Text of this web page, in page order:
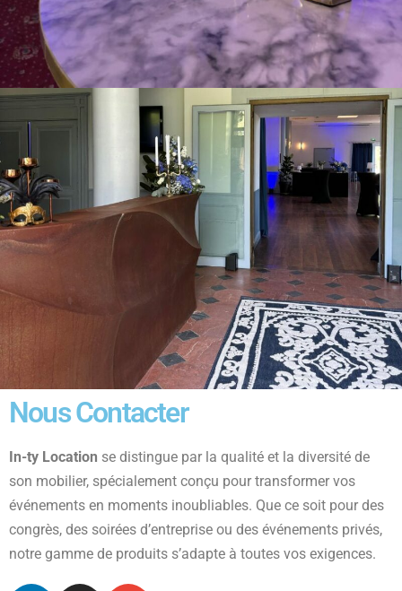
Nous Contacter
In-ty Location se distingue par la qualité et la diversité de
son mobilier, spécialement conçu pour transformer vos
événements en moments inoubliables. Que ce soit pour des
congrès, des soirées d’entreprise ou des événements privés,
notre gamme de produits s’adapte à toutes vos exigences.